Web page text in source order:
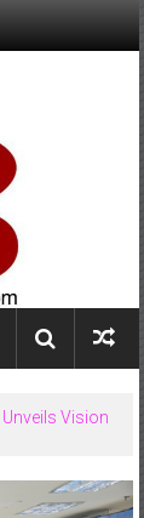
Vision